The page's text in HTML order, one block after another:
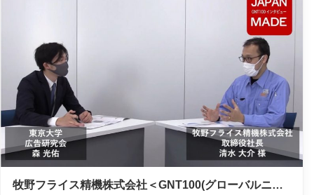
牧野フライス精機株式会社＜GNT100(グローバルニッ